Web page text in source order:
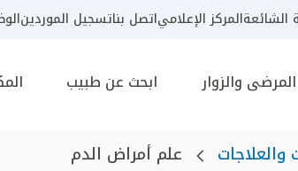
الشائعةالمركز الإعلامياتصل بناتسجيل الموردين
المرضى والزوار ابحث عن طبيب
والعلاجات علم أمراض الدم